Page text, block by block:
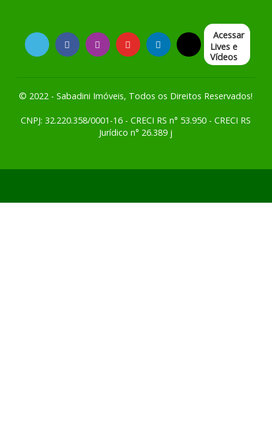
Acessar
Lives e
Vídeos
© 2022 - Sabadini Imóveis, Todos os Direitos Reservados!
CNPJ: 32.220.358/0001-16 - CRECI RS n° 53.950 - CRECI RS
Jurídico n° 26.389 j